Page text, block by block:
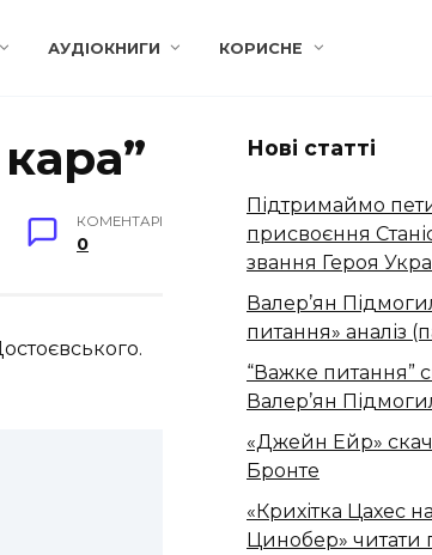
АУДІОКНИГИ КОРИСНЕ
КОМЕНТАРІ
0
Нові статті
Підтримаймо
присвоєння
звання Героя
Валер’ян
питання» аналіз
“Важке питання”
Валер’ян
«Джейн Ейр»
Бронте
«Крихітка Цахес
Цинобер» читати